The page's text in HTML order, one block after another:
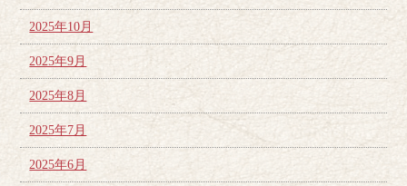
2025年10月
2025年9月
2025年8月
2025年7月
2025年6月